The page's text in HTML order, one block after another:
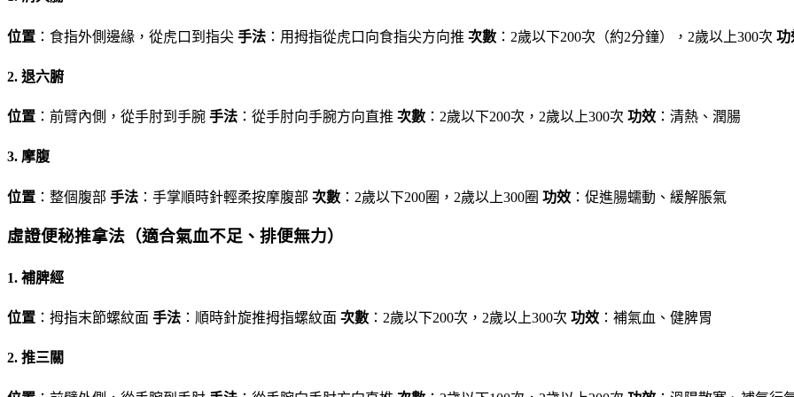
位置 ：食指外側邊緣，從虎口到指尖 手法 ：用拇指從虎口向食指尖方向推 次數 ：2歲以下200次（約2分鐘），2歲以上300次 功
2. 退六腑
位置 ：前臂內側，從手肘到手腕 手法 ：從手肘向手腕方向直推 次數 ：2歲以下200次，2歲以上300次 功效 ：清熱、潤腸
3. 摩腹
位置 ：整個腹部 手法 ：手掌順時針輕柔按摩腹部 次數 ：2歲以下200圈，2歲以上300圈 功效 ：促進腸蠕動、緩解脹氣
虛證便秘推拿法（適合氣血不足、排便無力）
1. 補脾經
位置 ：拇指末節螺紋面 手法 ：順時針旋推拇指螺紋面 次數 ：2歲以下200次，2歲以上300次 功效 ：補氣血、健脾胃
2. 推三關